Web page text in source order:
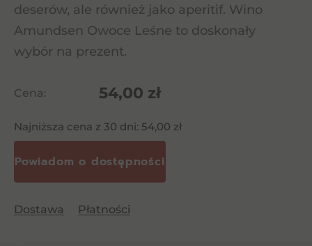
deserów, ale również jako aperitif. Wino
Amundsen Owoce Leśne to doskonały
wybór na prezent.
Cena: 54,00 zł
Najniższa cena z 30 dni: 54,00 zł
Dostawa Płatności